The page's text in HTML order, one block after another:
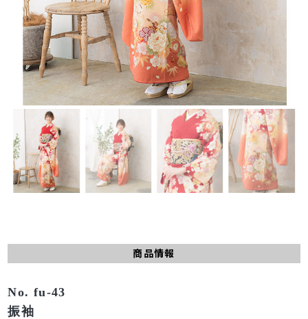
Prev
ious
Next
商品情報
No. fu-43
振袖